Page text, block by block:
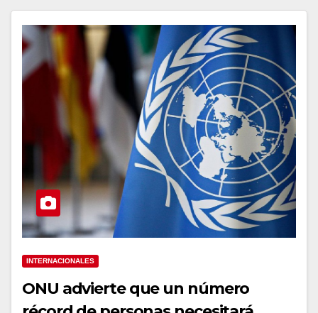
INTERNACIONALES
ONU advierte que un número